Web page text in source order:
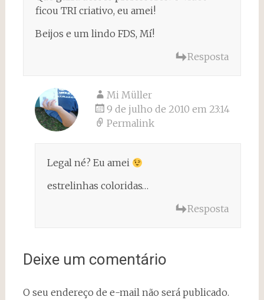
ficou TRI criativo, eu amei!
Beijos e um lindo FDS, Mí!
Resposta
Mi Müller
9 de julho de 2010 em 23:14
Permalink
Legal né? Eu amei
estrelinhas coloridas…
Resposta
Deixe um comentário
O seu endereço de e-mail não será publicado.